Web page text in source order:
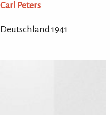
Carl Peters
Deutschland 1941